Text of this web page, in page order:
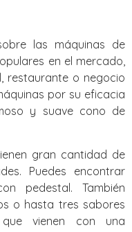
las máquinas de
en el mercado,
restaurante o negocio
por su eficacia
y suave cono de
gran cantidad de
Puedes encontrar
pedestal. También
o hasta tres sabores
vienen con una